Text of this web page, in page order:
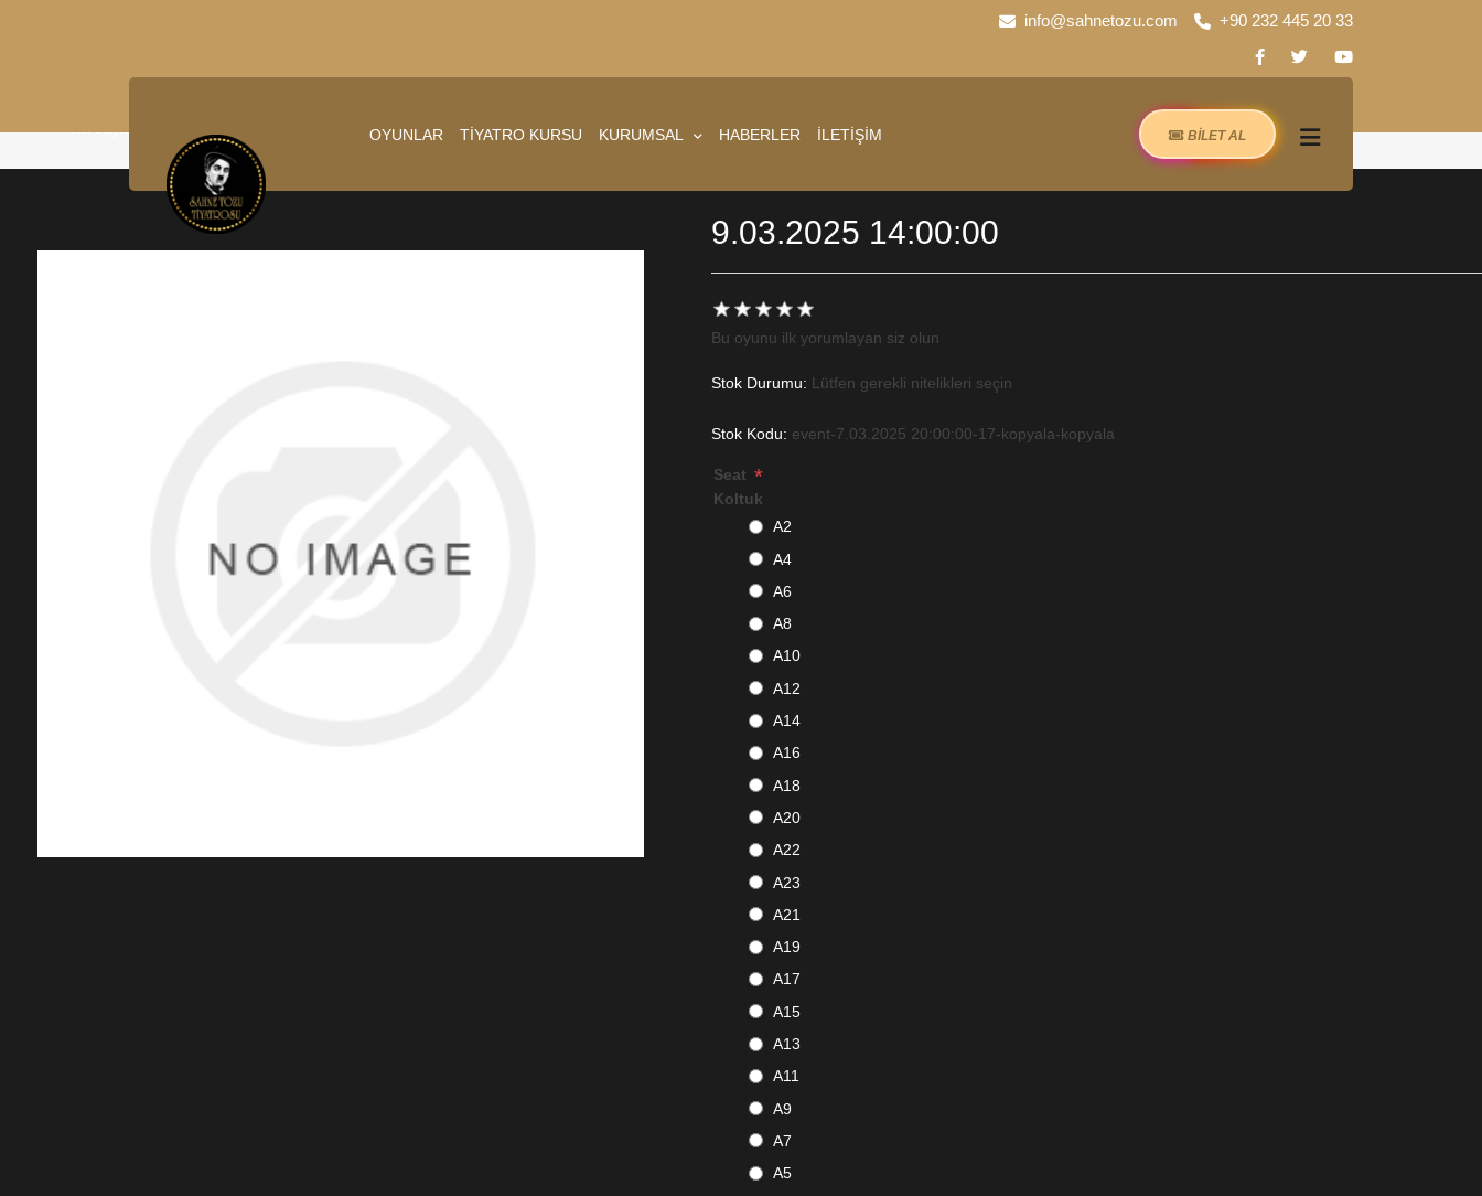
info@sahnetozu.com +90 232 445 20 33
OYUNLAR TİYATRO KURSU KURUMSAL HABERLER İLETİŞİM BİLET AL
9.03.2025 14:00:00
Bu oyunu ilk yorumlayan siz olun
Stok Durumu: Lütfen gerekli nitelikleri seçin
Stok Kodu: event-7.03.2025 20:00:00-17-kopyala-kopyala
Seat *
Koltuk
A2
A4
A6
A8
A10
A12
A14
A16
A18
A20
A22
A23
A21
A19
A17
A15
A13
A11
A9
A7
A5